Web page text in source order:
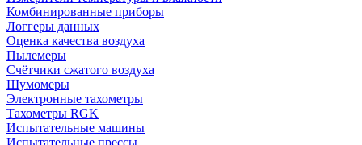
Комбинированные приборы
Логгеры данных
Оценка качества воздуха
Пылемеры
Счётчики сжатого воздуха
Шумомеры
Электронные тахометры
Тахометры RGK
Испытательные машины
Испытательные прессы